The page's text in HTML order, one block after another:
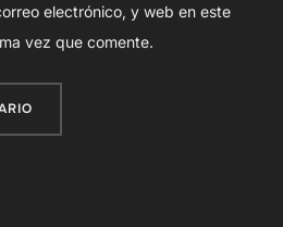
electrónico, y web en este
vez que comente.